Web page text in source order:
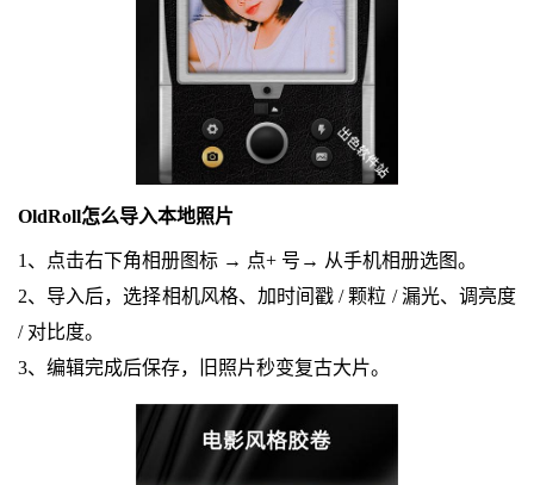
OldRoll怎么导入本地照片
1、点击右下角相册图标 → 点+ 号→ 从手机相册选图。
2、导入后，选择相机风格、加时间戳 / 颗粒 / 漏光、调亮度
/ 对比度。
3、编辑完成后保存，旧照片秒变复古大片。